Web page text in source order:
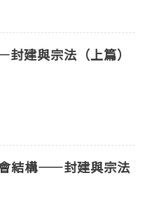
建與宗法（上篇）
結構——封建與宗法